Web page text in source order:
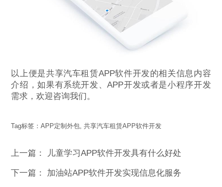
以上便是共享汽车租赁APP软件开发的相关信息内容
介绍，如果有系统开发、APP开发或者是小程序开发
需求，欢迎咨询我们。
Tag标签：APP定制外包,共享汽车租赁APP软件开发
上一篇： 儿童学习APP软件开发具有什么好处
下一篇： 加油站APP软件开发实现信息化服务